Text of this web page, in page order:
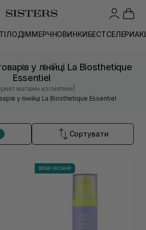
ТІЛОДІММЕРЧНОВИНКИБЕСТСЕЛЕРИ
у лінійці La Biosthetique
Essentiel
магазин косметики
у лінійці La Biosthetique Essentiel
Сортувати
ВИБІР ОКСАНИ